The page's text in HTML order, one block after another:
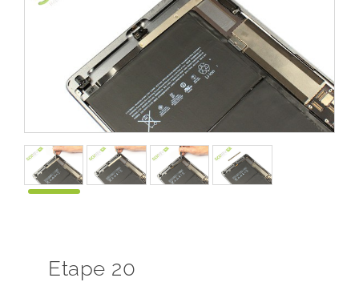
Etape 20